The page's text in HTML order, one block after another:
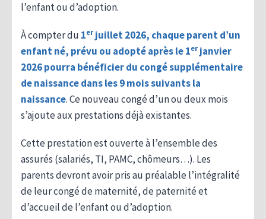
l’enfant ou d’adoption.
À compter du 1erjuillet 2026, chaque parent d’un
enfant né, prévu ou adopté après le 1erjanvier
2026 pourra bénéficier du congé supplémentaire
de naissance dans les 9 mois suivants la
naissance. Ce nouveau congé d’un ou deux mois
s’ajoute aux prestations déjà existantes.
Cette prestation est ouverte à l’ensemble des
assurés (salariés, TI, PAMC, chômeurs…). Les
parents devront avoir pris au préalable l’intégralité
de leur congé de maternité, de paternité et
d’accueil de l’enfant ou d’adoption.